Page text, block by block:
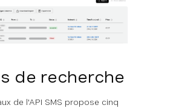
de recherche
de l'API SMS propose cinq